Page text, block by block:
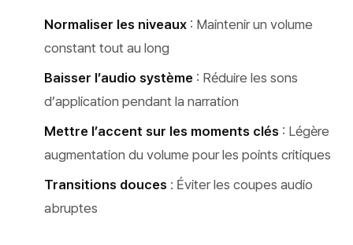
Normaliser les niveaux : Maintenir un volume
constant tout au long
Baisser l’audio système : Réduire les sons
d’application pendant la narration
Mettre l’accent sur les moments clés : Légère
augmentation du volume pour les points critiques
Transitions douces : Éviter les coupes audio
abruptes